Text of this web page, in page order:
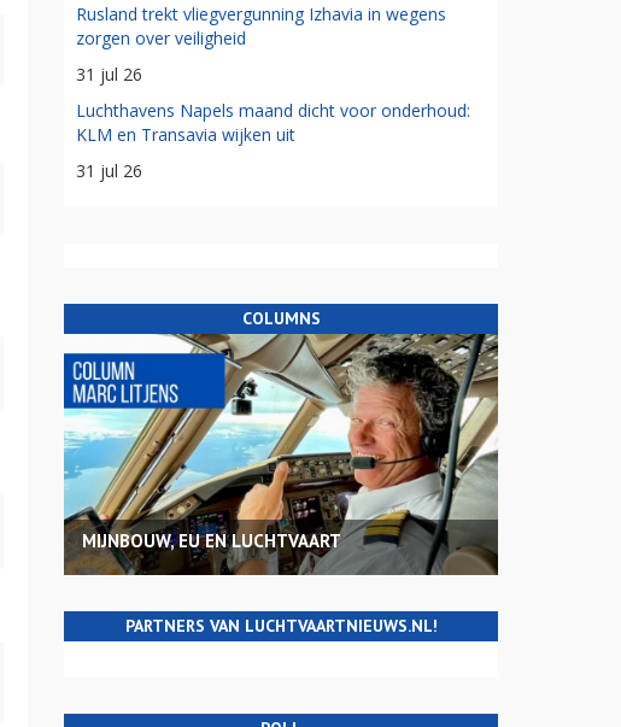
Rusland trekt vliegvergunning Izhavia in wegens
zorgen over veiligheid
31 jul 26
Luchthavens Napels maand dicht voor onderhoud:
KLM en Transavia wijken uit
31 jul 26
COLUMNS
MIJNBOUW, EU EN LUCHTVAART
PARTNERS VAN LUCHTVAARTNIEUWS.NL!